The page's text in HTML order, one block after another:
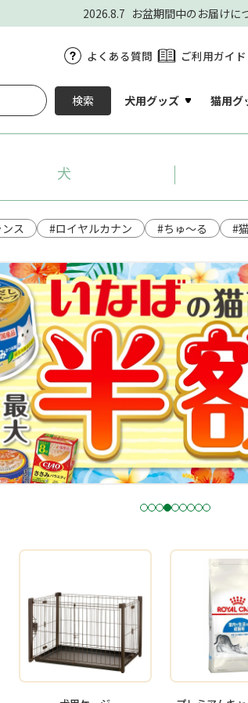
2026.8.7 お盆期間中のお届けに
よくある質問 ご利用ガイド
検索 犬用グッズ 猫用グ
犬
ス #ロイヤルカナン #ちゅ～る #
123456789